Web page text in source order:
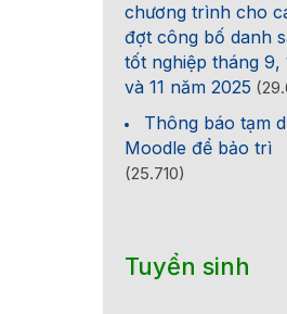
chương trình cho
đợt công bố danh
tốt nghiệp tháng 9,
và 11 năm 2025
Thông báo tạm
Moodle để bảo trì
(25.710)
Tuyển sinh